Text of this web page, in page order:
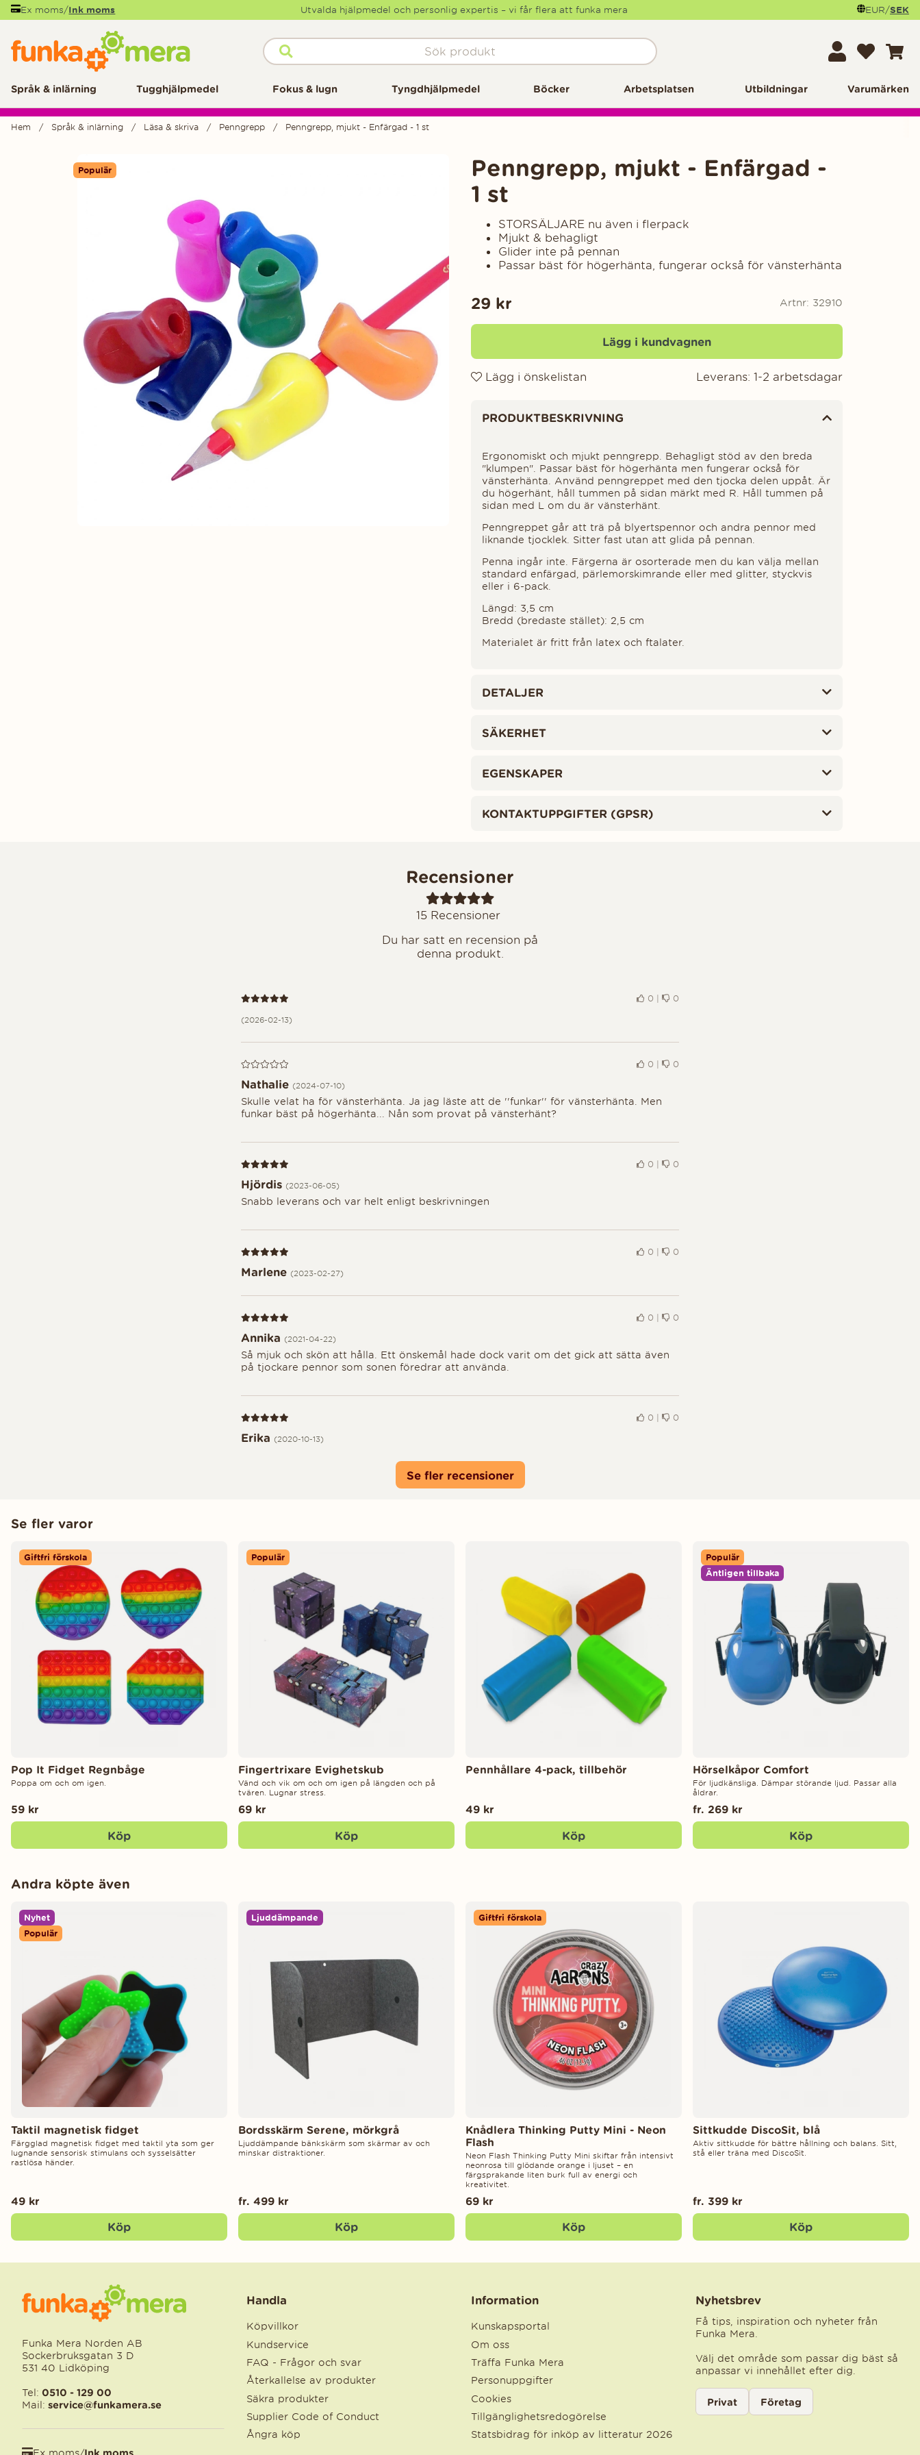
Ex moms/Ink moms Utvalda hjälpmedel och personlig expertis – vi får flera att funka mera EUR/SEK
Språk & inlärning Tugghjälpmedel Fokus & lugn Tyngdhjälpmedel Böcker Arbetsplatsen Utbildningar Varumärken
Hem Språk & inlärning Läsa & skriva Penngrepp Penngrepp, mjukt - Enfärgad - 1 st
Populär
Produktbilder
Penngrepp, mjukt - Enfärgad -
1 st
STORSÄLJARE nu även i flerpack
Mjukt & behagligt
Glider inte på pennan
Passar bäst för högerhänta, fungerar också för vänsterhänta
29 kr Artnr: 32910
Lägg i kundvagnen
Lägg i önskelistan Leverans: 1-2 arbetsdagar
PRODUKTBESKRIVNING
Ergonomiskt och mjukt penngrepp. Behagligt stöd av den breda
"klumpen". Passar bäst för högerhänta men fungerar också för
vänsterhänta. Använd penngreppet med den tjocka delen uppåt. Är
du högerhänt, håll tummen på sidan märkt med R. Håll tummen på
sidan med L om du är vänsterhänt.
Penngreppet går att trä på blyertspennor och andra pennor med
liknande tjocklek. Sitter fast utan att glida på pennan.
Penna ingår inte. Färgerna är osorterade men du kan välja mellan
standard enfärgad, pärlemorskimrande eller med glitter, styckvis
eller i 6-pack.
Längd: 3,5 cm
Bredd (bredaste stället): 2,5 cm
Materialet är fritt från latex och ftalater.
DETALJER
SÄKERHET
EGENSKAPER
KONTAKTUPPGIFTER (GPSR)
Recensioner
15 Recensioner
Du har satt en recension på
denna produkt.
Recension 5 av 5 0 0
(2026-02-13)
Recension 0 av 5 0 0
Nathalie (2024-07-10)
Skulle velat ha för vänsterhänta. Ja jag läste att de ''funkar'' för vänsterhänta. Men
funkar bäst på högerhänta... Nån som provat på vänsterhänt?
Recension 5 av 5 0 0
Hjördis (2023-06-05)
Snabb leverans och var helt enligt beskrivningen
Recension 5 av 5 0 0
Marlene (2023-02-27)
Recension 5 av 5 0 0
Annika (2021-04-22)
Så mjuk och skön att hålla. Ett önskemål hade dock varit om det gick att sätta även
på tjockare pennor som sonen föredrar att använda.
Recension 5 av 5 0 0
Erika (2020-10-13)
Se fler recensioner
Se fler varor
Giftfri förskola
Pop It Fidget Regnbåge
Poppa om och om igen.
59 kr
Köp
Populär
Fingertrixare Evighetskub
Vänd och vik om och om igen på längden och på
tvären. Lugnar stress.
69 kr
Köp
Pennhållare 4-pack, tillbehör
49 kr
Köp
Populär
Äntligen tillbaka
Hörselkåpor Comfort
För ljudkänsliga. Dämpar störande ljud. Passar alla
åldrar.
fr. 269 kr
Köp
Andra köpte även
Nyhet
Populär
Taktil magnetisk fidget
Färgglad magnetisk fidget med taktil yta som ger
lugnande sensorisk stimulans och sysselsätter
rastlösa händer.
49 kr
Köp
Ljuddämpande
Bordsskärm Serene, mörkgrå
Ljuddämpande bänkskärm som skärmar av och
minskar distraktioner.
fr. 499 kr
Köp
Giftfri förskola
Knådlera Thinking Putty Mini - Neon
Flash
Neon Flash Thinking Putty Mini skiftar från intensivt
neonrosa till glödande orange i ljuset – en
färgsprakande liten burk full av energi och
kreativitet.
69 kr
Köp
Sittkudde DiscoSit, blå
Aktiv sittkudde för bättre hållning och balans. Sitt,
stå eller träna med DiscoSit.
fr. 399 kr
Köp
Funka Mera Norden AB
Sockerbruksgatan 3 D
531 40 Lidköping
Tel: 0510 - 129 00
Mail: service@funkamera.se
Ink moms
Handla
Köpvillkor
Kundservice
FAQ - Frågor och svar
Återkallelse av produkter
Säkra produkter
Supplier Code of Conduct
Ångra köp
Information
Kunskapsportal
Om oss
Träffa Funka Mera
Personuppgifter
Cookies
Tillgänglighetsredogörelse
Statsbidrag för inköp av litteratur 2026
Nyhetsbrev
Få tips, inspiration och nyheter från
Funka Mera.
Välj det område som passar dig bäst så
anpassar vi innehållet efter dig.
Välj kategori för nyhetsbrev
Privat Företag